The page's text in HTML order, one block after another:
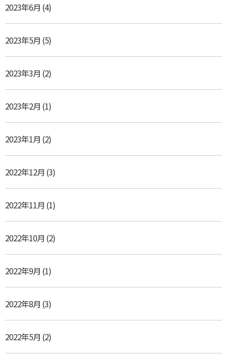
2023年6月 (4)
2023年5月 (5)
2023年3月 (2)
2023年2月 (1)
2023年1月 (2)
2022年12月 (3)
2022年11月 (1)
2022年10月 (2)
2022年9月 (1)
2022年8月 (3)
2022年5月 (2)